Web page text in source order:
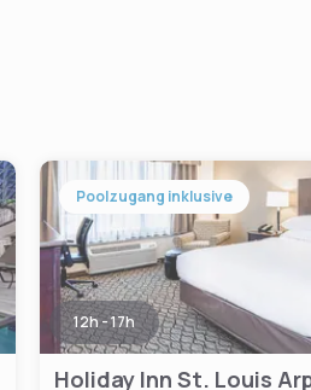
Poolzugang inklusive
12h - 17h